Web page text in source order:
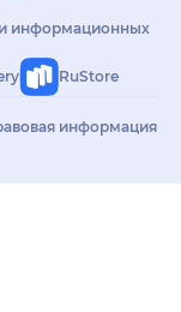
информационных
RuStore
информация